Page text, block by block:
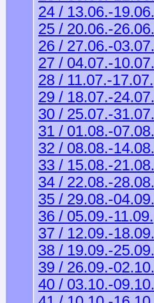
24 / 13.06.-19.06.
25 / 20.06.-26.06.
26 / 27.06.-03.07.
27 / 04.07.-10.07.
28 / 11.07.-17.07.
29 / 18.07.-24.07.
30 / 25.07.-31.07.
31 / 01.08.-07.08.
32 / 08.08.-14.08.
33 / 15.08.-21.08.
34 / 22.08.-28.08.
35 / 29.08.-04.09.
36 / 05.09.-11.09.
37 / 12.09.-18.09.
38 / 19.09.-25.09.
39 / 26.09.-02.10.
40 / 03.10.-09.10.